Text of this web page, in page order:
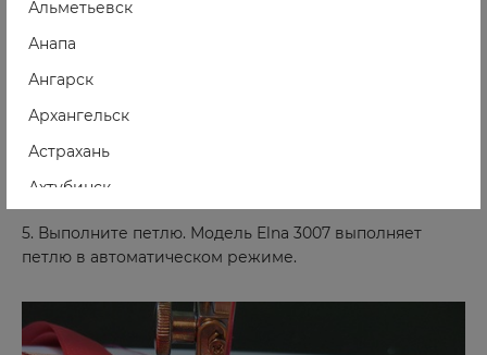
5. Выполните петлю. Модель Elna 3007 выполняет
петлю в автоматическом режиме.
Альметьевск
Анапа
Ангарск
Архангельск
Астрахань
Ахтубинск
Ачинск
Балаково